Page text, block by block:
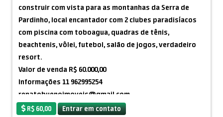
construir com vista para as montanhas da Serra de
Pardinho, local encantador com 2 clubes paradisíacos
com piscina com toboagua, quadras de tênis,
beachtenis, vôlei, futebol, salão de jogos, verdadeiro
resort.
Valor de venda R$ 60.000,00
Informações 11 962995254
renatobuenoimoveis@gmail.com
CRECI-SP 100.835
R$ 60,00 Entrar em contato